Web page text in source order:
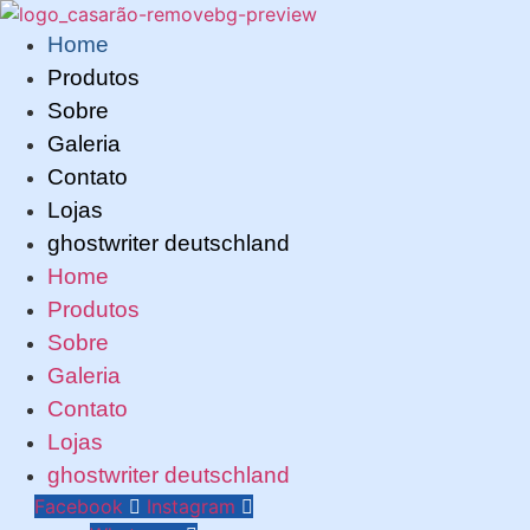
Pular
para
conteúdo
Home
Produtos
Sobre
Galeria
Contato
Lojas
ghostwriter deutschland
Home
Produtos
Sobre
Galeria
Contato
Lojas
ghostwriter deutschland
Facebook
Instagram